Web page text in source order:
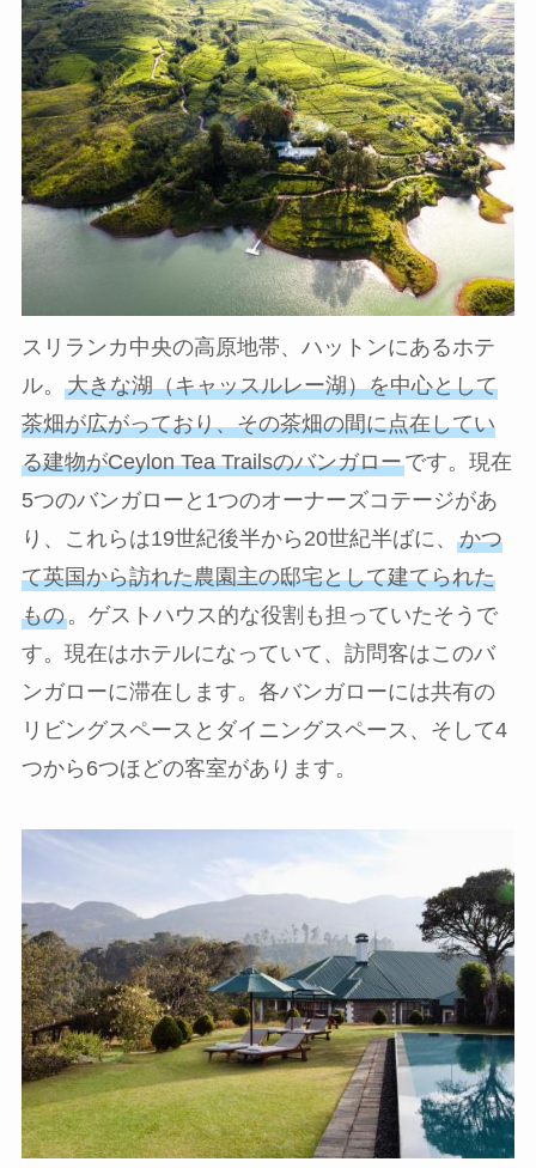
スリランカ中央の高原地帯、ハットンにあるホテ
ル。 大きな湖（キャッスルレー湖）を中心として
茶畑が広がっており、その茶畑の間に点在してい
る建物がCeylon Tea Trailsのバンガローです。現在
5つのバンガローと1つのオーナーズコテージがあ
り、これらは19世紀後半から20世紀半ばに、 かつ
て英国から訪れた農園主の邸宅として建てられた
もの。ゲストハウス的な役割も担っていたそうで
す。現在はホテルになっていて、訪問客はこのバ
ンガローに滞在します。各バンガローには共有の
リビングスペースとダイニングスペース、そして4
つから6つほどの客室があります。